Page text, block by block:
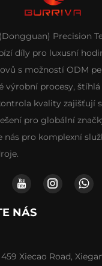
Precision
díly pro luxusní
s možností ODM
výrobní procesy,
kvality zajišťují
pro globální
nás pro komplexní
NÁS
Xiecao Road,